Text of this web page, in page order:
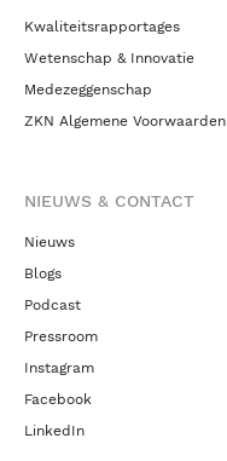
Kwaliteitsrapportages
Wetenschap & Innovatie
Medezeggenschap
ZKN Algemene Voorwaarden
NIEUWS & CONTACT
Nieuws
Blogs
Podcast
Pressroom
Instagram
Facebook
LinkedIn